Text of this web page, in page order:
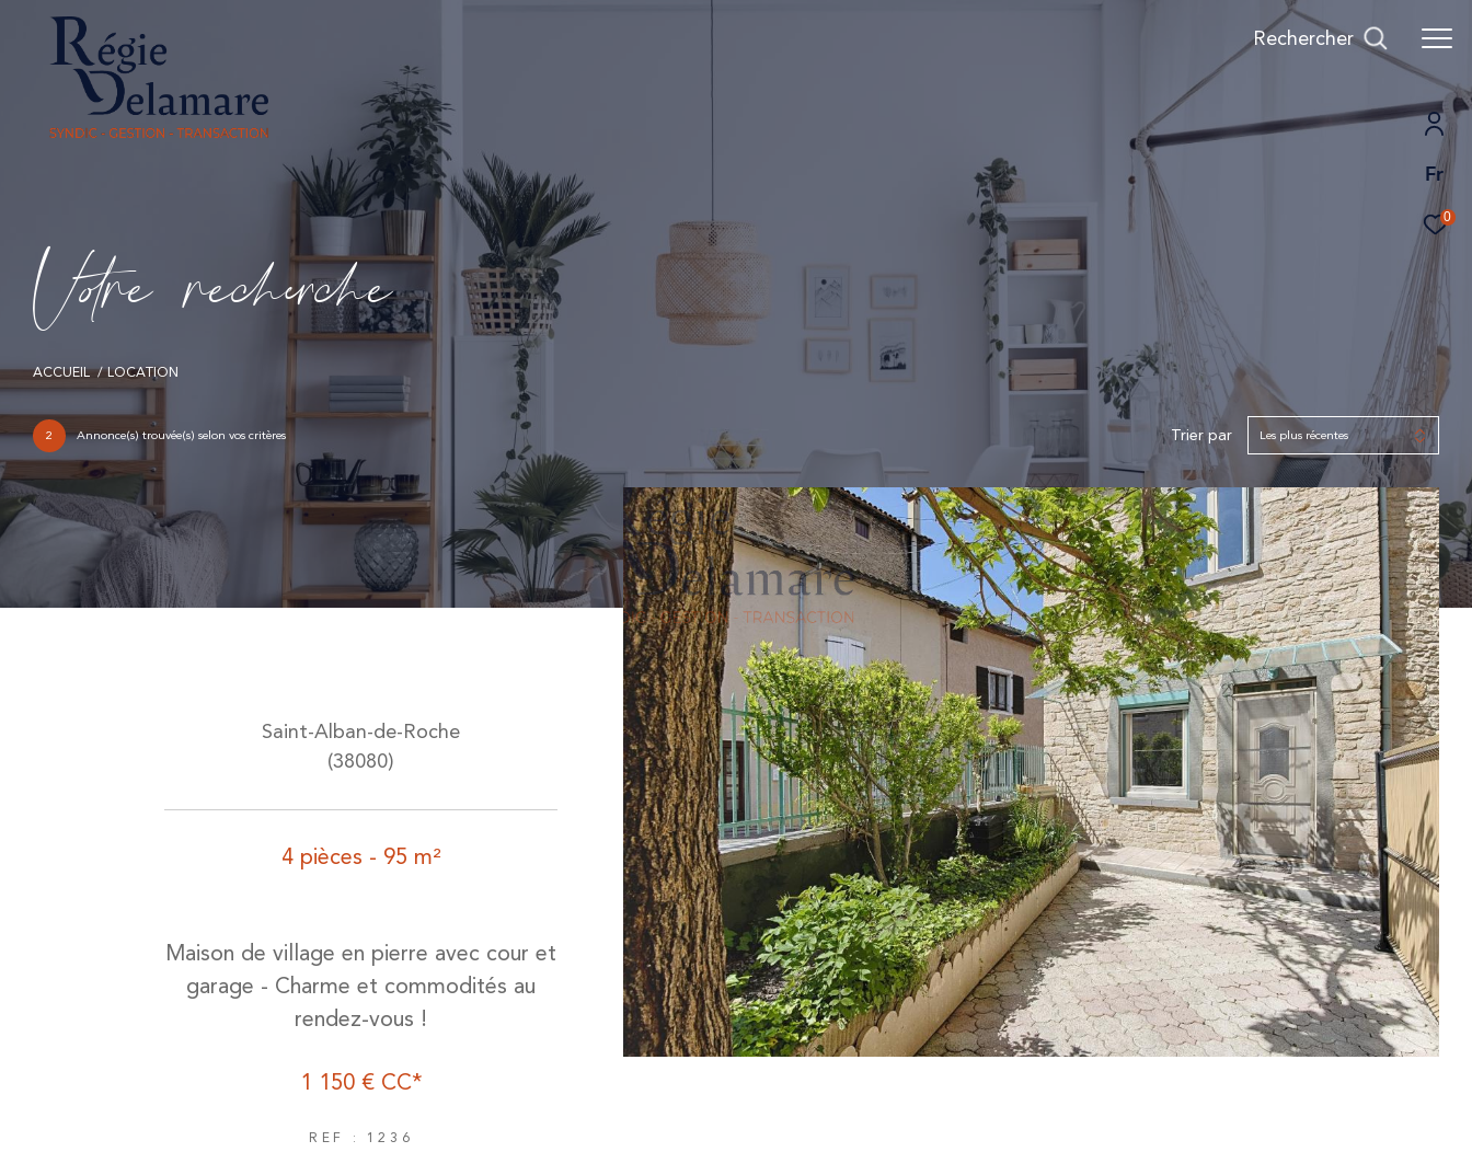
Fr
0
Rechercher
Vore recece
ACCUEIL LOCATION
2 Annonce(s) trouvée(s) selon vos critères Trier par Les plus récentes
Saint-Alban-de-Roche
(38080)
4 pièces - 95 m²
Maison de village en pierre avec cour et
garage - Charme et commodités au
rendez-vous !
1 150 € CC*
REF : 1236